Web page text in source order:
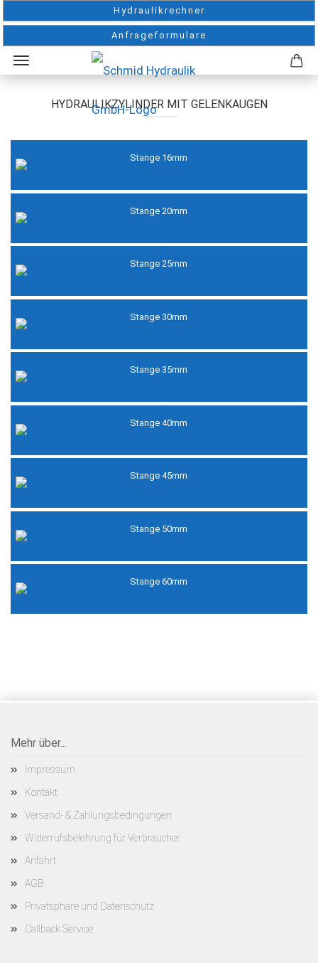
Hydraulikrechner
Anfrageformulare
HYDRAULIKZYLINDER MIT GELENKAUGEN
Stange 16mm
Stange 20mm
Stange 25mm
Stange 30mm
Stange 35mm
Stange 40mm
Stange 45mm
Stange 50mm
Stange 60mm
Mehr über...
Impressum
Kontakt
Versand- & Zahlungsbedingungen
Widerrufsbelehrung für Verbraucher
Anfahrt
AGB
Privatsphäre und Datenschutz
Callback Service